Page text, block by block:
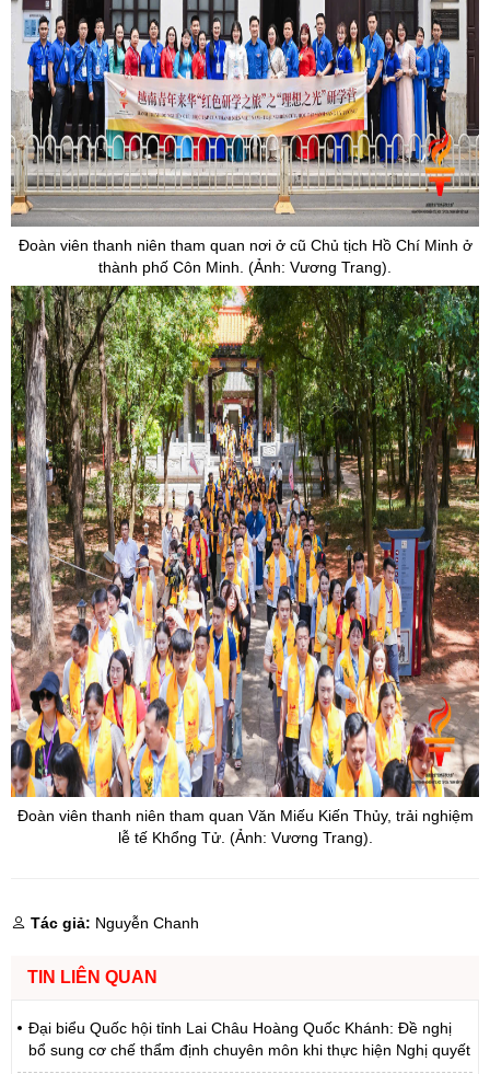
Đoàn viên thanh niên tham quan nơi ở cũ Chủ tịch Hồ Chí Minh ở
thành phố Côn Minh. (Ảnh: Vương Trang).
Đoàn viên thanh niên tham quan Văn Miếu Kiến Thủy, trải nghiệm
lễ tế Khổng Tử. (Ảnh: Vương Trang).
Tác giả: Nguyễn Chanh
TIN LIÊN QUAN
Đại biểu Quốc hội tỉnh Lai Châu Hoàng Quốc Khánh: Đề nghị
bổ sung cơ chế thẩm định chuyên môn khi thực hiện Nghị quyết